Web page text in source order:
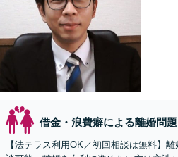
借金・浪費癖による離婚問題
【法テラス利用OK／初回相談は無料】